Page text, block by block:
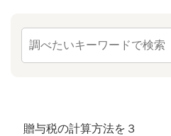
贈与税の計算方法を３